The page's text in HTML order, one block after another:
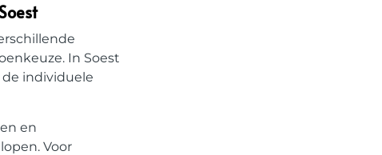
In Soest
individuele
en
Voor